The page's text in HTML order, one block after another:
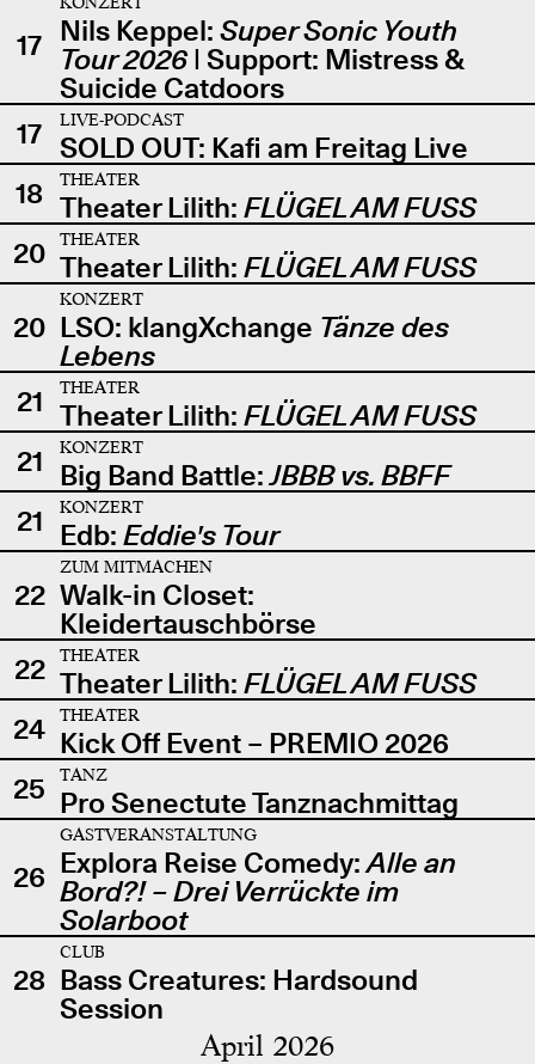
17 Nils Keppel: Super Sonic Youth
Tour 2026| Support: Mistress &
Suicide Catdoors
17
LIVE-PODCAST
SOLD OUT: Kafi am Freitag Live
18
THEATER
Theater Lilith: FLÜGEL AM FUSS
20
THEATER
Theater Lilith: FLÜGEL AM FUSS
20
KONZERT
LSO: klangXchange Tänze des
Lebens
21
THEATER
Theater Lilith: FLÜGEL AM FUSS
21
KONZERT
Big Band Battle:JBBB vs. BBFF
21
KONZERT
Edb: Eddie's Tour
22
ZUM MITMACHEN
Walk-in Closet:
Kleidertauschbörse
22
THEATER
Theater Lilith: FLÜGEL AM FUSS
24
THEATER
Kick Off Event – PREMIO 2026
25
TANZ
Pro Senectute Tanznachmittag
26
GASTVERANSTALTUNG
Explora Reise Comedy:Alle an
Bord?! – Drei Verrückte im
Solarboot
28
CLUB
Bass Creatures: Hardsound
Session
April 2026